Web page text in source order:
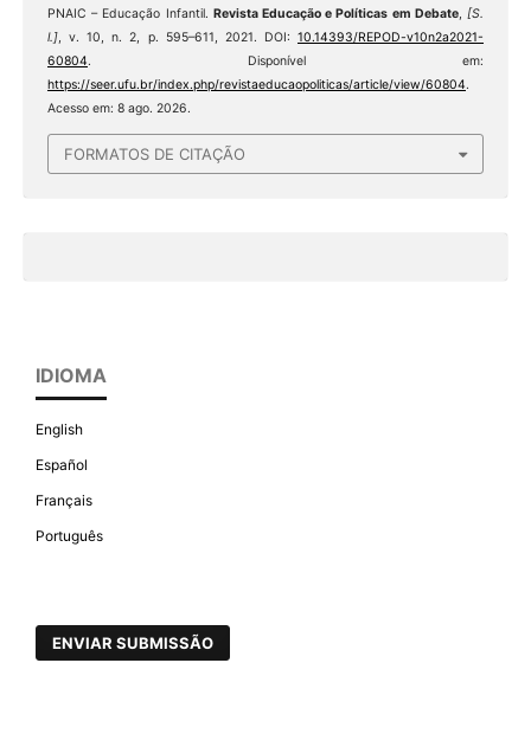
PNAIC – Educação Infantil. Revista Educação e Políticas em Debate,[S.
l.], v. 10, n. 2, p. 595–611, 2021. DOI:10.14393/REPOD-v10n2a2021-
60804. Disponível em:
https://seer.ufu.br/index.php/revistaeducaopoliticas/article/view/60804.
Acesso em: 8 ago. 2026.
FORMATOS DE CITAÇÃO
IDIOMA
English
Español
Français
Português
ENVIAR SUBMISSÃO